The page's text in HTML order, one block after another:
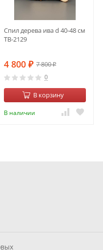
Спил дерева ива d 40-48 см
ТВ-2129
4 800 ₽ 7 800₽
0
В корзину
В наличии